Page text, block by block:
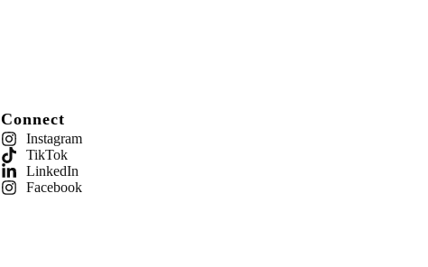
Connect
Instagram
TikTok
LinkedIn
Facebook